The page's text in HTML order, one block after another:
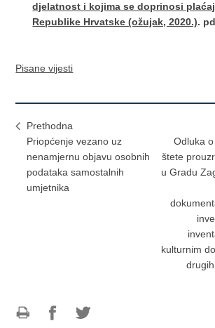
djelatnost i kojima se doprinosi
Republike Hrvatske (ožujak, 2020.).
Pisane vijesti
Prethodna
Priopćenje vezano uz
nenamjernu objavu osobnih
podataka samostalnih
umjetnika
Odluka
štete
u Gradu
kulturnim